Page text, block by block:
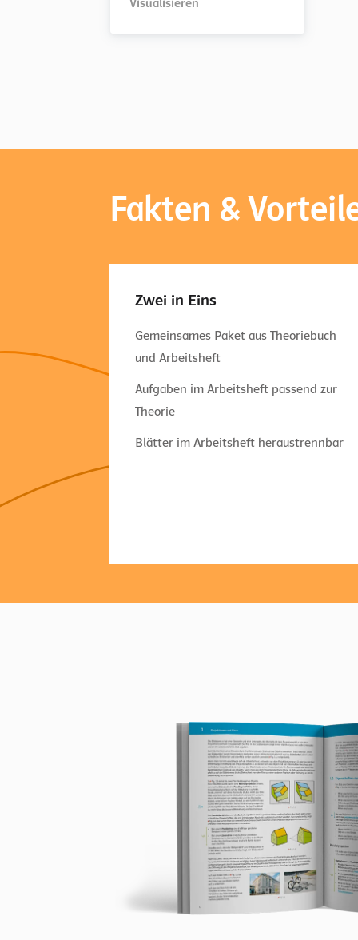
Visualisieren
Fakten &
Zwei in Eins
Gemeinsames Paket aus Theoriebuch
und Arbeitsheft
Aufgaben im Arbeitsheft passend zur
Theorie
Blätter im Arbeitsheft heraustrennbar